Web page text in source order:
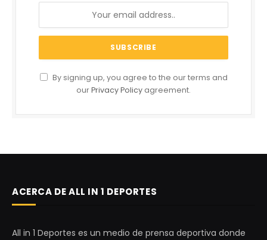
By signing up, you agree to the our terms and
ourPrivacy Policy agreement.
ACERCA DE ALL IN 1 DEPORTES
All in 1 Deportes es un medio de prensa deportiva donde